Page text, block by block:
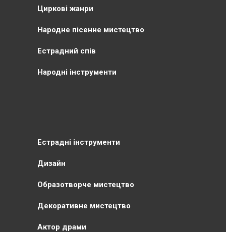
Циркові жанри
Народне пісенне мистецтво
Естрадний спів
Народні інструменти
Естрадні інструменти
Дизайн
Образотворче мистецтво
Декоративне мистецтво
Актор драми